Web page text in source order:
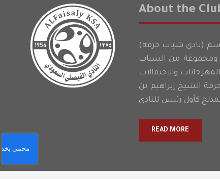
About the
الفيصلي بإسم (نادي شباب حرمه)
ومجموعة من الشباب
والاحتفالات
الشيخ إبراهيم بن
READ MORE